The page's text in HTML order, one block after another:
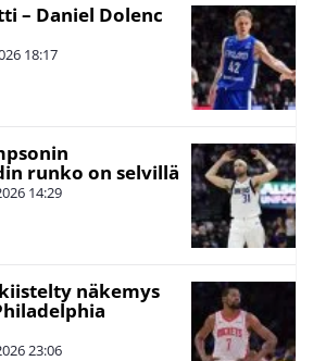
– Daniel Dolenc
18:17
runko on selvillä
14:29
näkemys
23:06